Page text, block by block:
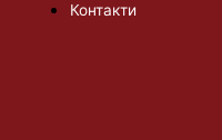
Контакти